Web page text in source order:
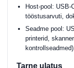
Host-pool: USB-
tööstusarvuti,
Seadme pool:
printerid,
Tarne ulatus